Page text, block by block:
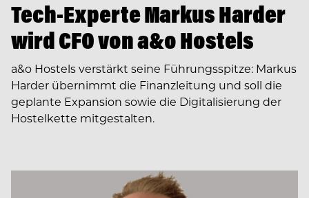
Tech-Experte Markus Harder
wird CFO von a&o Hostels
a&o Hostels verstärkt seine Führungsspitze: Markus
Harder übernimmt die Finanzleitung und soll die
geplante Expansion sowie die Digitalisierung der
Hostelkette mitgestalten.